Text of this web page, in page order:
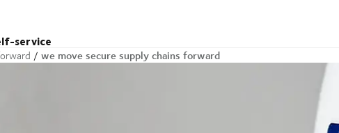
service
we move secure supply chains forward